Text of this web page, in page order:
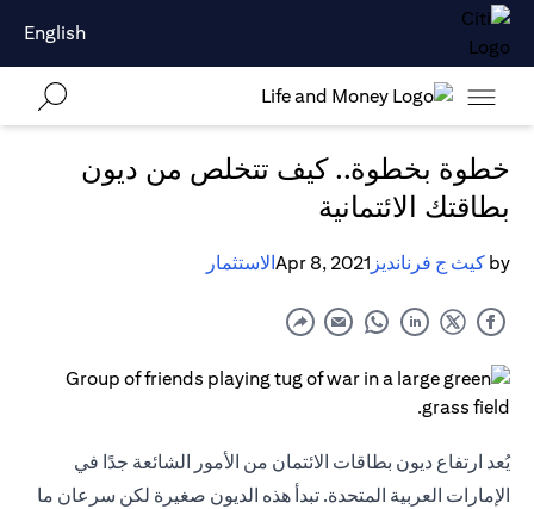
English
خطوة بخطوة.. كيف تتخلص من ديون
بطاقتك الائتمانية
by كيث ج فرنانديز Apr 8, 2021الاستثمار
يُعد ارتفاع ديون بطاقات الائتمان من الأمور الشائعة جدًا في
الإمارات العربية المتحدة. تبدأ هذه الديون صغيرة لكن سرعان ما